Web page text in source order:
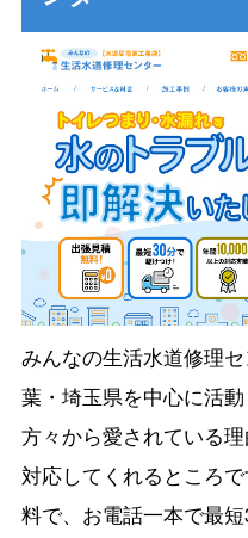
みんなの生活水道修理
葉・埼玉県を中心に活
方々から愛されている
対応してくれるところ
料で、お電話一本で最短